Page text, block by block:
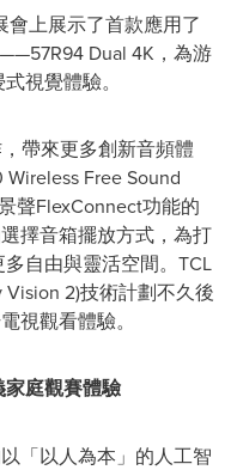
會上展示了首款應用了
Dual 4K，為游
視覺體驗。
帶來更多創新音頻體
Free Sound
聲FlexConnect功能的
擇音箱擺放方式，為打
自由與靈活空間。TCL
2)技術計劃不久後
視觀看體驗。
庭觀賽體驗
「以人為本」的人工智